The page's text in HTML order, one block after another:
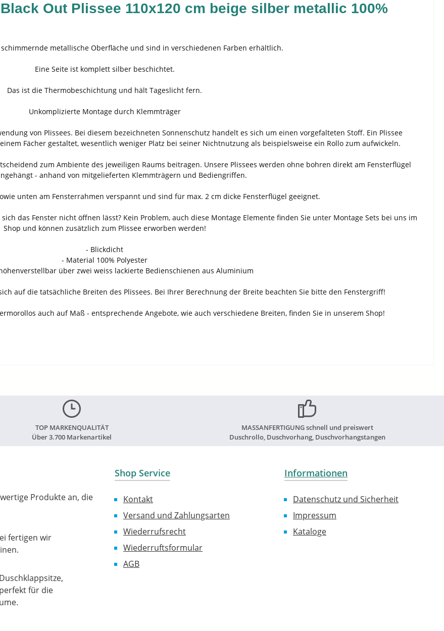
Out Plissee 110x120 cm beige silber metallic 100%
metallische Oberfläche und sind in verschiedenen Farben erhältlich.
Eine Seite ist komplett silber beschichtet.
Das ist die Thermobeschichtung und hält Tageslicht fern.
Unkomplizierte Montage durch Klemmträger
von Plissees. Bei diesem bezeichneten Sonnenschutz handelt es sich um einen vorgefalteten Stoff. Ein Plissee
Fächer gestaltet, wesentlich weniger Platz bei seiner Nichtnutzung als beispielsweise ein Rollo zum aufwickeln.
zum Ambiente des jeweiligen Raums beitragen. Unsere Plissees werden ohne bohren direkt am Fensterflügel
- anhand von mitgelieferten Klemmträgern und Bediengriffen.
unten am Fensterrahmen verspannt und sind für max. 2 cm dicke Fensterflügel geeignet.
das Fenster nicht öffnen lässt? Kein Problem, auch diese Montage Elemente finden Sie unter Montage Sets bei uns im
Shop und können zusätzlich zum Plissee erworben werden!
- Blickdicht
- Material 100% Polyester
über zwei weiss lackierte Bedienschienen aus Aluminium
auf die tatsächliche Breiten des Plissees. Bei Ihrer Berechnung der Breite beachten Sie bitte den Fenstergriff!
auch auf Maß - entsprechende Angebote, wie auch verschiedene Breiten, finden Sie in unserem Shop!
TOP MARKENQUALITÄT
Über 3.700 Markenartikel
MASSANFERTIGUNG schnell und preiswert
Duschrollo, Duschvorhang, Duschvorhangstangen
Produkte an, die
fertigen wir
für die
Shop Service
Kontakt
Versand und Zahlungsarten
Wiederrufsrecht
Wiederruftsformular
AGB
Informationen
Datenschutz und Sicherheit
Impressum
Kataloge